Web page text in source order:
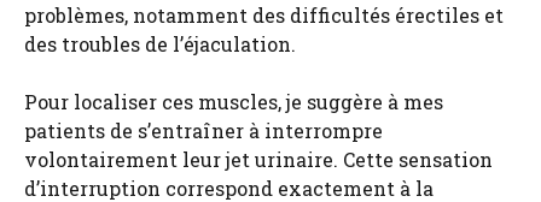
problèmes, notamment des difficultés érectiles et
des troubles de l’éjaculation.
Pour localiser ces muscles, je suggère à mes
patients de s’entraîner à interrompre
volontairement leur jet urinaire. Cette sensation
d’interruption correspond exactement à la